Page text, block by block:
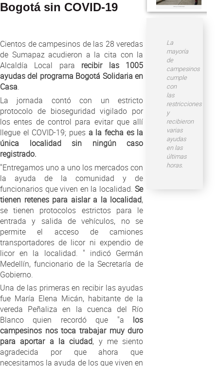
Bogotá sin COVID-19
Cientos de campesinos de las 28 veredas
de Sumapaz acudieron a la cita con la
Alcaldía Local para recibir las 1005
ayudas del programa Bogotá Solidaria en
Casa.
La jornada contó con un estricto
protocolo de bioseguridad vigilado por
los entes de control para evitar que allí
llegue el COVID-19; pues a la fecha es la
única localidad sin ningún caso
registrado.
"Entregamos uno a uno los mercados con
la ayuda de la comunidad y de
funcionarios que viven en la localidad.Se
tienen retenes para aislar a la localidad,
se tienen protocolos estrictos para le
entrada y salida de vehículos, no se
permite el acceso de camiones
transportadores de licor ni expendio de
licor en la localidad. " indicó Germán
Medellín, funcionario de la Secretaría de
Gobierno.
Una de las primeras en recibir las ayudas
fue María Elena Micán, habitante de la
vereda Peñaliza en la cuenca del Río
Blanco quien recordó que "a los
campesinos nos toca trabajar muy duro
para aportar a la ciudad, y me siento
agradecida por que ahora que
necesitamos la ayuda de los que viven en
La
mayoría
de
campesinos
cumple
con
las
restricciones
y
recibieron
varias
ayudas
en las
últimas
horas.